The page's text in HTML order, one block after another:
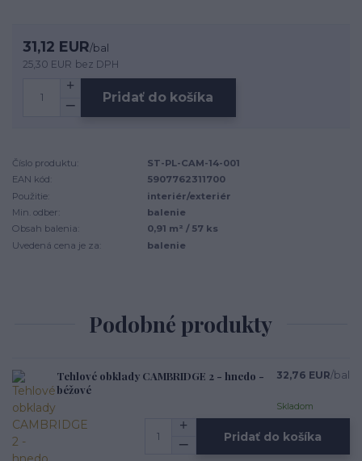
31,12 EUR/bal
25,30 EUR bez DPH
Pridať do košíka
Číslo produktu:
ST-PL-CAM-14-001
EAN kód:
5907762311700
Použitie:
interiér/exteriér
Min. odber:
balenie
Obsah balenia:
0,91 m² / 57 ks
Uvedená cena je za:
balenie
Podobné produkty
Tehlové obklady CAMBRIDGE 2 - hnedo -
béžové
32,76 EUR/bal
Skladom
Pridať do košíka